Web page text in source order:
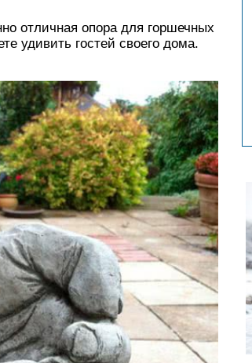
отличная опора для горшечных
удивить гостей своего дома.